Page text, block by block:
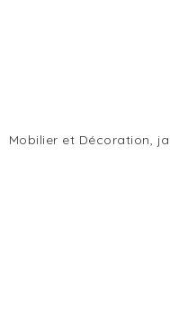
Mobilier et Décoration,